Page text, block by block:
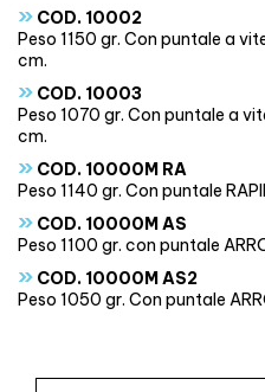
» COD. 10002
Peso 1150 gr. Con puntale a
cm.
» COD. 10003
Peso 1070 gr. Con puntale a
cm.
» COD. 10000M RA
Peso 1140 gr. Con puntale
» COD. 10000M AS
Peso 1100 gr. con puntale
» COD. 10000M AS2
Peso 1050 gr. Con puntale